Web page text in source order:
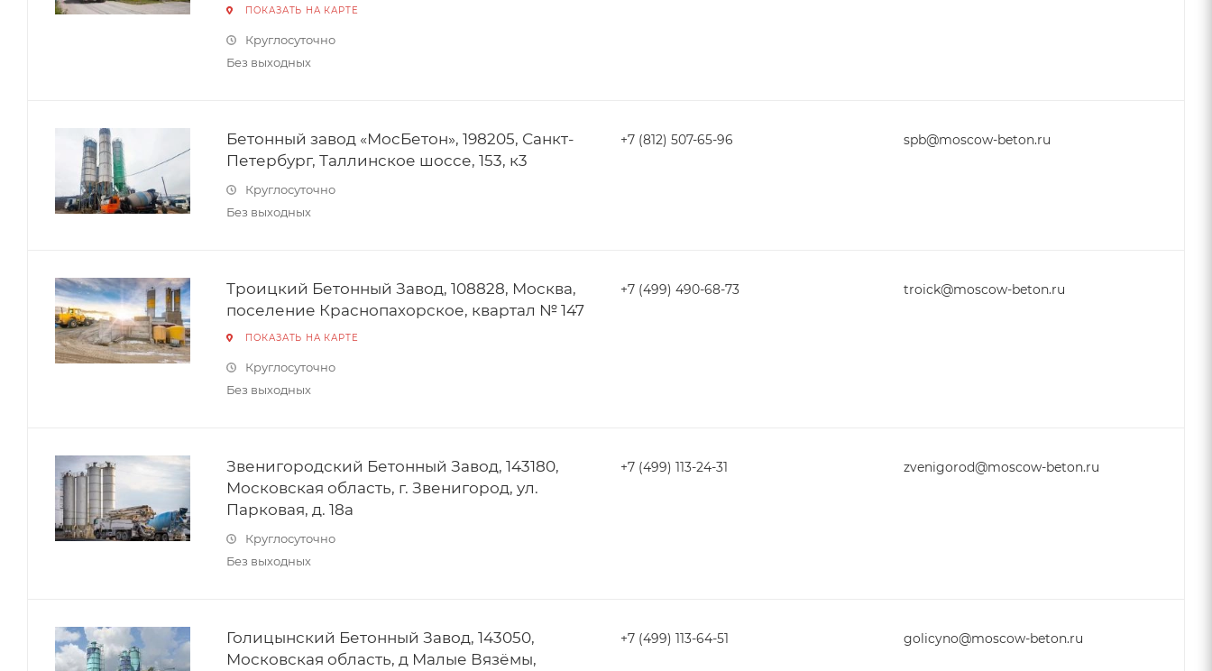
ПОКАЗАТЬ НА КАРТЕ
Круглосуточно
Без выходных
Бетонный завод «МосБетон», 198205, Санкт-
Петербург, Таллинское шоссе, 153, к3
Круглосуточно
Без выходных
+7 (812) 507-65-96 spb@moscow-beton.ru
Троицкий Бетонный Завод, 108828, Москва,
поселение Краснопахорское, квартал № 147
ПОКАЗАТЬ НА КАРТЕ
Круглосуточно
Без выходных
+7 (499) 490-68-73 troick@moscow-beton.ru
Звенигородский Бетонный Завод, 143180,
Московская область, г. Звенигород, ул.
Парковая, д. 18а
Круглосуточно
Без выходных
+7 (499) 113-24-31 zvenigorod@moscow-beton.ru
Голицынский Бетонный Завод, 143050,
Московская область, д Малые Вязёмы,
+7 (499) 113-64-51 golicyno@moscow-beton.ru